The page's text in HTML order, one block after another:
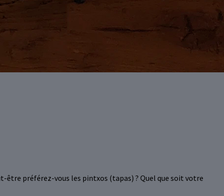
être préférez-vous les pintxos (tapas) ? Quel que soit votre